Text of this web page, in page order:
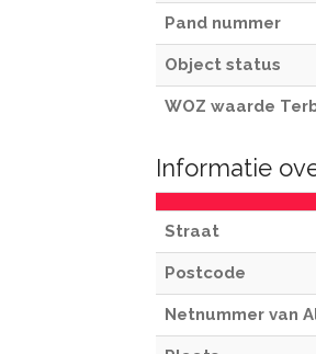
Pand nummer
Object status
WOZ waarde
Informatie
Straat
Postcode
Netnummer van